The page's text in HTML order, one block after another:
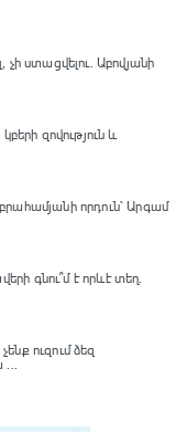
չի ստացվելու․ Աբովյանի
զովություն և
որդուն՝ Արգամ
գնու՞մ է որևէ տեղ.
ուզում ձեզ
...